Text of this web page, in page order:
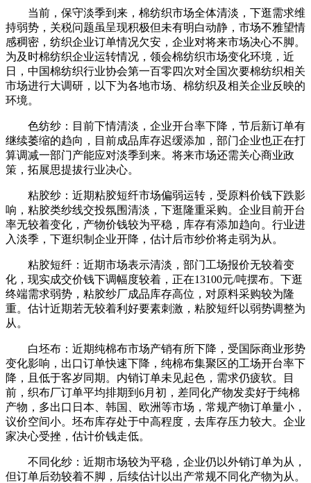
当前，保守淡季到来，棉纺织市场全体清淡，下逛需求维
持弱势，关税问题虽呈现积极但未有明白动静，市场不雅望情
感稠密，纺织企业订单情况欠安，企业对将来市场决心不脚。
为及时棉纺织企业运转情况，领会棉纺织市场变化环境，近
日，中国棉纺织行业协会第一百零四次对全国次要棉纺织相关
市场进行大调研，以下为各地市场、棉纺织及相关企业反映的
环境。
色纺纱：目前下情清淡，企业开台率下降，节后新订单有
继续萎缩的趋向，目前成品库存迟缓添加，部门企业也正在打
算调减一部门产能应对淡季到来。将来市场还需关心商业政
策，拓展思提拔行业决心。
粘胶纱：近期粘胶短纤市场偏弱运转，受原料价钱下跌影
响，粘胶类纱线交投氛围清淡，下逛隆重采购。企业目前开台
率无较着变化，产物价钱较为平稳，库存有添加趋向。行业进
入淡季，下逛织制企业开降，估计后市纱价将走弱为从。
粘胶短纤：近期市场表示清淡，部门工场报价无较着变
化，现实成交价钱下调幅度较着，正在13100元/吨摆布。下逛
终端需求弱势，粘胶纱厂成品库存高位，对原料采购较为隆
重。估计近期若无较着利好要素刺激，粘胶短纤以弱势调整为
从。
白坯布：近期纯棉布市场产销有所下降，受国际商业形势
变化影响，出口订单快速下降，纯棉布集聚区的工场开台率下
降，且低于客岁同期。内销订单未见起色，需求仍疲软。目
前，织布厂订单平均排期到6月初，差同化产物发卖好于纯棉
产物，多出口日本、韩国、欧洲等市场，常规产物订单量小，
议价空间小。坯布库存处于中高程度，去库存压力较大。企业
家决心受挫，估计价钱走低。
不同化纱：近期市场较为平稳，企业仍以外销订单为从，
但订单后劲较着不脚，后续估计以出产常规不同化产物为从。